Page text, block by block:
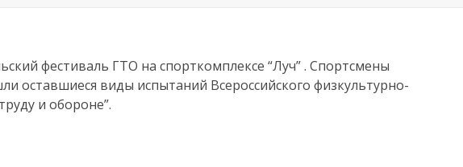
фестиваль ГТО на спорткомплексе “Луч” . Спортсмены
оставшиеся виды испытаний Всероссийского физкультурно-
и обороне”.